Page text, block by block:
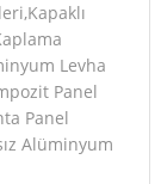
Levha
Panel
Panel
Alüminyum